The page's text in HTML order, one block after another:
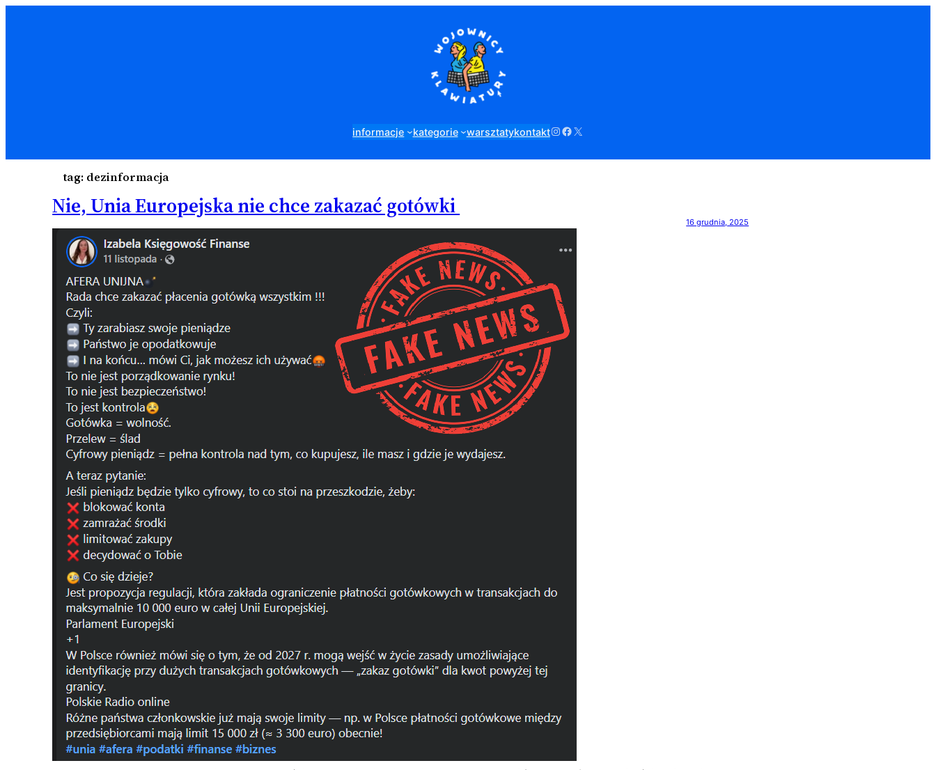
informacje kategorie warsztatykontaktInstagram
Facebook
X
tag: dezinformacja
Nie, Unia Europejska nie chce zakazać gotówki
16 grudnia, 2025